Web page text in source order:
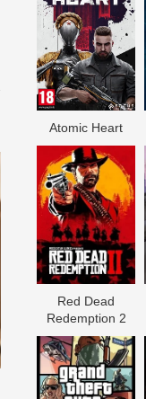
Atomic Heart
Red Dead
Redеmption 2